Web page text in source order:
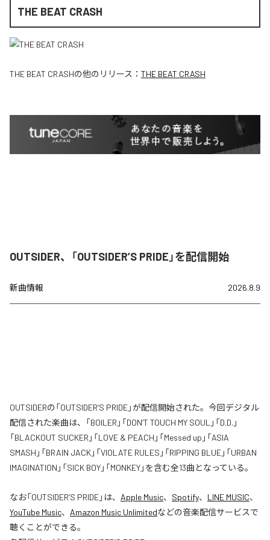
THE BEAT CRASH
THE BEAT CRASHの他のリリース： THE BEAT CRASH
OUTSIDER、「OUTSIDER’S PRIDE」を配信開始
新曲情報 2026.8.9
OUTSIDERの「OUTSIDER’S PRIDE」が配信開始された。今回デジタル
配信された楽曲は、「BOILER」「DON’T TOUCH MY SOUL」「D.D.」
「BLACKOUT SUCKER」「LOVE & PEACH」「Messed up」「ASIA
SMASH」「BRAIN JACK」「VIOLATE RULES」「RIPPING BLUE」「URBAN
IMAGINATION」「SICK BOY」「MONKEY」を含む全13曲となっている。
なお「OUTSIDER’S PRIDE」は、 Apple Music、 Spotify、 LINE MUSIC、
YouTube Music、 Amazon Music Unlimitedなどの音楽配信サービスで
聴くことができる。